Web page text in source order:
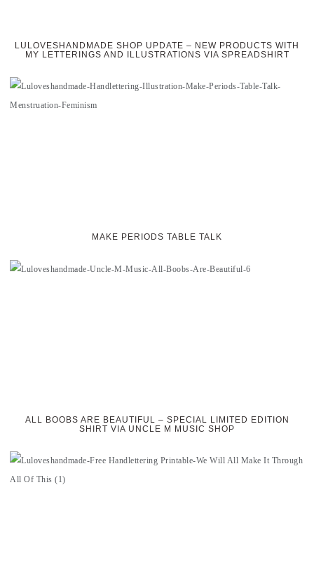
LULOVESHANDMADE SHOP UPDATE – NEW PRODUCTS WITH
MY LETTERINGS AND ILLUSTRATIONS VIA SPREADSHIRT
MAKE PERIODS TABLE TALK
ALL BOOBS ARE BEAUTIFUL – SPECIAL LIMITED EDITION
SHIRT VIA UNCLE M MUSIC SHOP